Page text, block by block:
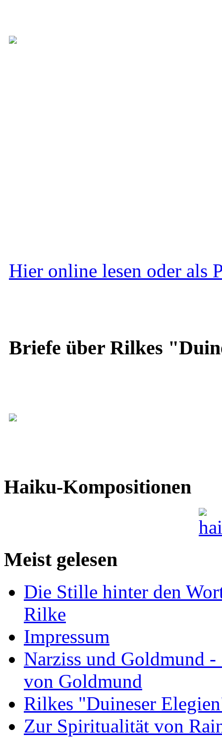
Hier online lesen oder als
Briefe über Rilkes
Haiku-Kompositionen
Meist gelesen
Die Stille hinter den
Rilke
Impressum
Narziss und Goldmund
von Goldmund
Rilkes "Duineser
Zur Spiritualität von